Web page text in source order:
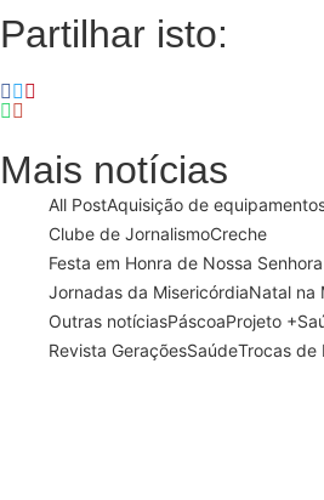
Partilhar isto:
Mais notícias
All PostAquisição de
Clube de JornalismoCreche
Festa em Honra de Nossa
Jornadas da MisericórdiaNatal na
Outras notíciasPáscoaProjeto
Revista GeraçõesSaúdeTrocas de